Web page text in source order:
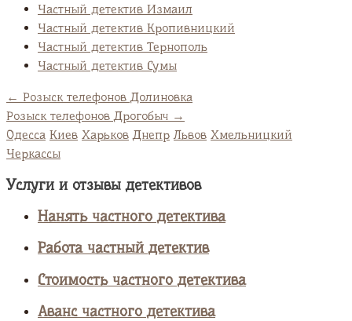
Частный детектив Измаил
Частный детектив Кропивницкий
Частный детектив Тернополь
Частный детектив Сумы
← Розыск телефонов Долиновка
Розыск телефонов Дрогобыч →
Одесса Киев Харьков Днепр Львов Хмельницкий
Черкассы
Услуги и отзывы детективов
Нанять частного детектива
Работа частный детектив
Стоимость частного детектива
Аванс частного детектива